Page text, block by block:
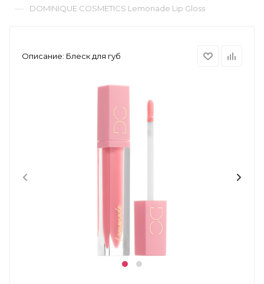
— DOMINIQUE COSMETICS Lemonade Lip Gloss
Описание: Блеск для губ